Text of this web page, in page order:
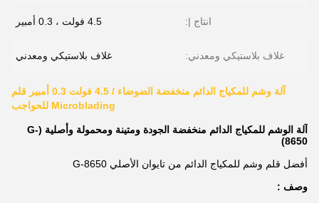
انتاج |: 4.5 فولت ، 0.3 أمبير
غلاف بلاستيكي ومعدني: غلاف بلاستيكي ومعدني
آلة وشم للمكياج الدائم منخفضة الضوضاء / 4.5 فولت 0.3 أمبير قلم
Microblading للحواجب
آلة الوشم للمكياج الدائم منخفضة الجودة ومتينة ومحمولة وأصلية (G-
8650)
أفضل قلم وشم للمكياج الدائم من تايوان الأصلي G-8650
وصف :